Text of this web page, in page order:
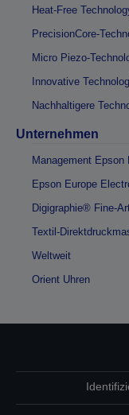
Heat-Free
PrecisionCore-
Micro Piezo-
Innovative
Nachhaltigere
Unternehmen
Management Epson
Epson Europe
Digigraphie® Fine-
Textil-
Weltweit
Orient Uhren